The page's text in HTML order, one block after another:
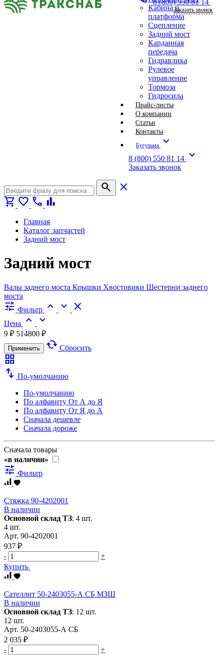
Кабина и
платформа
Сцепление
Задний мост
Карданная
передача
Гидравлика
Рулевое
управление
Тормоза
Гидросила
Прайс-листы
О компании
Статьи
Контакты
Бугульма expand_more
8 (800) 550 81 14 expand_more
Заказать звонок
Заказать звонок
search
close
shopping_cart favorite call bar_chart
Главная
Каталог запчастей
Задний мост
Задний мост
Валы заднего моста Крышки Хвостовики Шестерни заднего
моста
tune Фильтр expand_less expand_more close
Цена expand_less expand_more
9 ₽ 514800 ₽
Применить cached Сбросить
grid_view
swap_vert По-умолчанию
По-умолчанию
По алфавиту От А до Я
По алфавиту От Я до А
Сначала дешевле
Сначала дороже
Сначала товары
«в наличии»
tune Фильтр
Стяжка 90-4202001
В наличии
Основной склад ТЗ: 4 шт.
4 шт.
Арт. 90-4202001
937 ₽
-
+
Купить
Сателлит 50-2403055-А СБ МЗШ
В наличии
Основной склад ТЗ: 12 шт.
12 шт.
Арт. 50-2403055-А СБ
2 035 ₽
-
+